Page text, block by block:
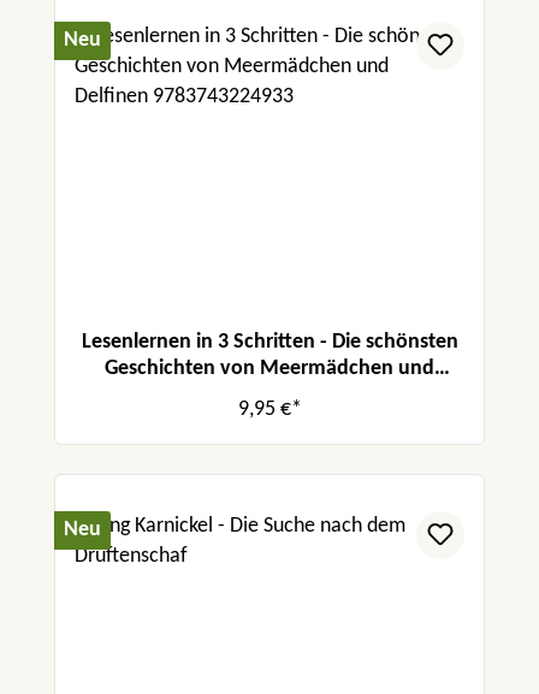
Neu
Lesenlernen in 3 Schritten - Die schönsten
Geschichten von Meermädchen und
Delfinen
9,95 €*
Neu